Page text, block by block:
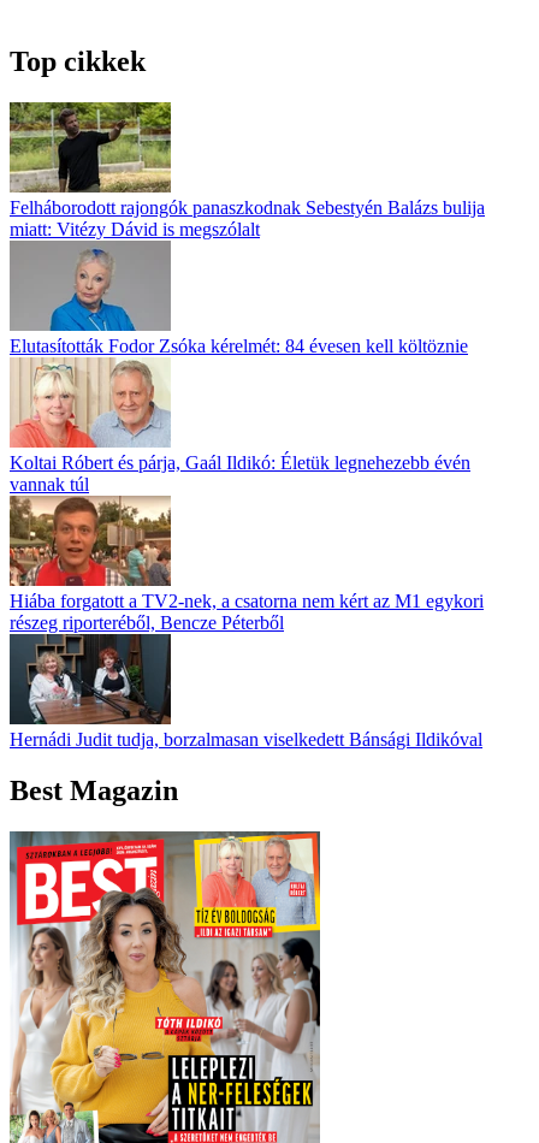
Top cikkek
Felháborodott rajongók panaszkodnak Sebestyén Balázs bulija
miatt: Vitézy Dávid is megszólalt
Elutasították Fodor Zsóka kérelmét: 84 évesen kell költöznie
Koltai Róbert és párja, Gaál Ildikó: Életük legnehezebb évén
vannak túl
Hiába forgatott a TV2-nek, a csatorna nem kért az M1 egykori
részeg riporteréből, Bencze Péterből
Hernádi Judit tudja, borzalmasan viselkedett Bánsági Ildikóval
Best Magazin